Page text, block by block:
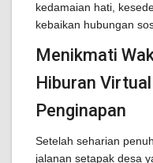
kedamaian hati,
kebaikan hubungan
Menikmati
Hiburan
Penginapan
Setelah seharian
jalanan setapak desa